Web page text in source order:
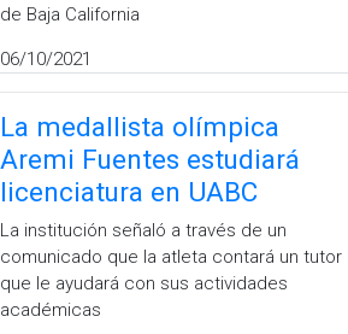
de Baja California
06/10/2021
La medallista olímpica
Aremi Fuentes estudiará
licenciatura en UABC
La institución señaló a través de un
comunicado que la atleta contará un tutor
que le ayudará con sus actividades
académicas